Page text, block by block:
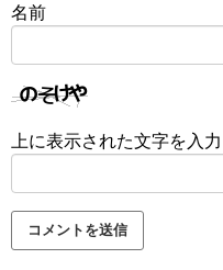
名前
上に表示された文字を入